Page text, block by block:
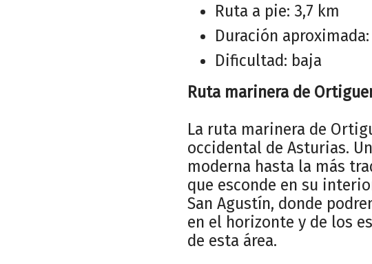
Ruta a pie: 3,7 km
Duración
Dificultad: baja
Ruta marinera de
La ruta marinera de
occidental de Asturias.
moderna hasta la más
que esconde en su
San Agustín, donde
en el horizonte y de los
de esta área.